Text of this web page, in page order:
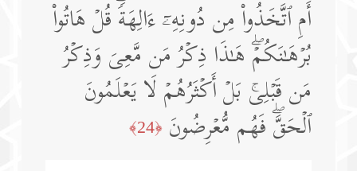
أَمِ ٱتَّخَذُوا۟ مِن دُونِهِۦۤ ءَالِهَةࣰۖ قُلۡ هَاتُوا۟
بُرۡهَـٰنَكُمۡۖ هَـٰذَا ذِكۡرُ مَن مَّعِیَ وَذِكۡرُ
مَن قَبۡلِیۚ بَلۡ أَكۡثَرُهُمۡ لَا یَعۡلَمُونَ
ٱلۡحَقَّۖ فَهُم مُّعۡرِضُونَ ﴿24﴾